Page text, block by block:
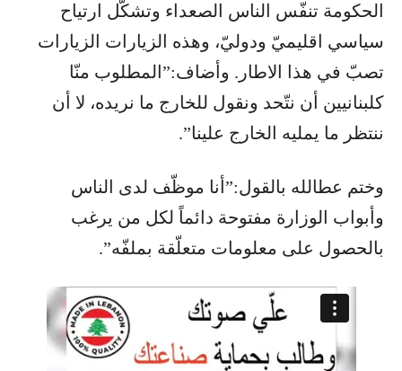
الحكومة تنفّس الناس الصعداء وتشكّل ارتياح
سياسي اقليميّ ودوليّ، وهذه الزيارات الزيارات
تصبّ في هذا الاطار. وأضاف:”المطلوب منّا
كلبنانيين أن نتّحد ونقول للخارج ما نريده، لا أن
ننتظر ما يمليه الخارج علينا”.
وختم عطالله بالقول:”أنا موظّف لدى الناس
وأبواب الوزارة مفتوحة دائماً لكل من يرغب
بالحصول على معلومات متعلّقة بملفّه”.